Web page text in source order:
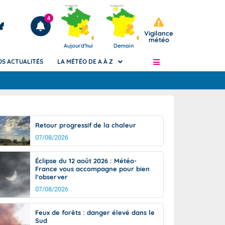
Articles
4
Aujourd'hui Demain
Vigilance
météo
de
Phénomènes dangereux de J+2 à J+7
Avertissement pluies intenses à l'échelle
des communes (Apic)
Bulletins Marine
Bulletins d'estimation du risque
d'avalanche
Météo des forêts
Vigicrues
ACTUALITÉS LA MÉTÉO DE A À Z
Retour progressif de la chaleur
07/08/2026
Éclipse du 12 août 2026 : Météo-
France vous accompagne pour bien
l'observer
07/08/2026
Feux de forêts : danger élevé dans le
Sud